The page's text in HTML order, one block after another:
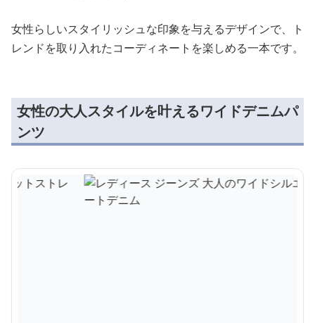
女性らしいスタイリッシュな印象を与えるデザインで、ト
レンドを取り入れたコーディネートを楽しめる一本です。
女性の大人スタイルを叶えるワイドデニムパ
ンツ